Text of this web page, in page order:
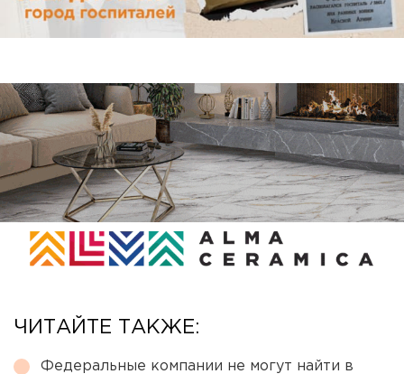
ЧИТАЙТЕ ТАКЖЕ:
Федеральные компании не могут найти в